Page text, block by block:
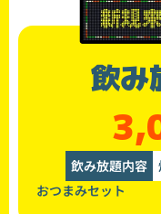
飲み
飲み放題内容
おつまみセット